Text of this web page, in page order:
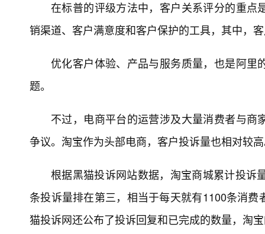
在标普的评级方法中，客户关系评分的重
销渠道、客户满意度和客户保护的工具，其中，
优化客户体验、产品与服务质量，也是阿
题。
不过，电商平台的运营涉及大量消费者与
争议。淘宝作为头部电商，客户投诉量也相对较
根据黑猫投诉网站数据，淘宝商城累计投诉
条投诉量排在第三，相当于每天就有1100条消
猫投诉网还公布了投诉回复和已完成的数量，淘